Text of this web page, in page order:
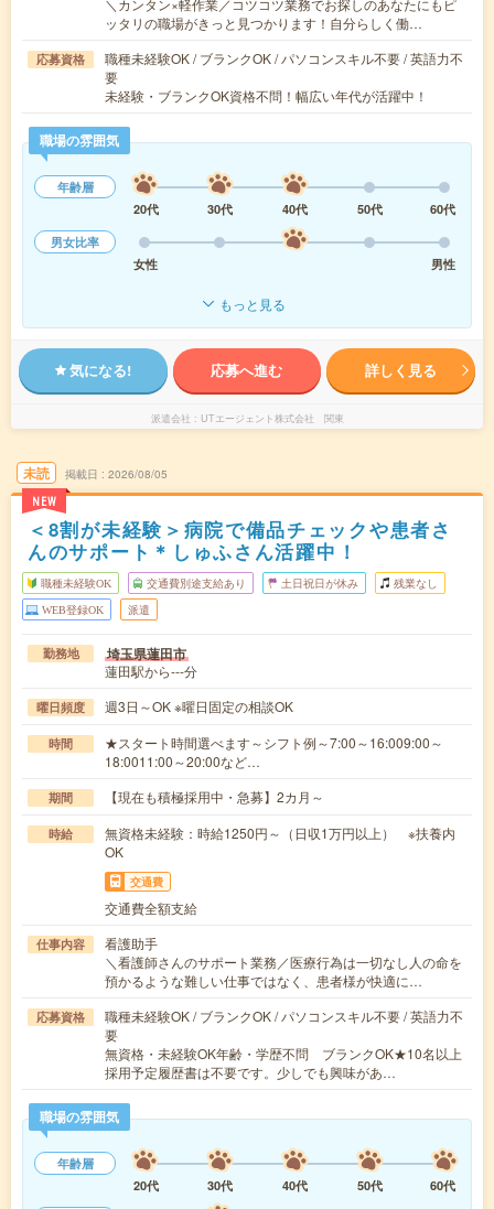
ッタリの職場がきっと見つかります！自分らしく働…
応募資格
職種未経験OK / ブランクOK / パソコンスキル不要 / 英語力不
要
未経験・ブランクOK資格不問！幅広い年代が活躍中！
職場の雰囲気
年齢層
20代
30代 40代 50代
60代
男女比率
女性
男性
もっと見る
気になる! 応募へ進む 詳しく見る
派遣会社 UTエージェント株式会社 関東
未読
NEW
掲載日 2026/08/05
＜8割が未経験＞病院で備品チェックや患者さ
んのサポート＊しゅふさん活躍中！
職種未経験OK 交通費別途支給あり 土日祝日が休み 残業なし
WEB登録OK 派遣
勤務地 埼玉県蓮田市
蓮田駅から---分
曜日頻度 週3日～OK ※曜日固定の相談OK
時間
★スタート時間選べます～シフト例～7:00～16:009:00～
18:0011:00～20:00など…
期間 【現在も積極採用中・急募】2カ月～
時給
無資格未経験：時給1250円～（日収1万円以上） ※扶養内
OK
交通費
交通費全額支給
仕事内容
看護助手
＼看護師さんのサポート業務／医療行為は一切なし人の命を
預かるような難しい仕事ではなく、患者様が快適に…
応募資格
職種未経験OK / ブランクOK / パソコンスキル不要 / 英語力不
要
無資格・未経験OK年齢・学歴不問 ブランクOK★10名以上
採用予定履歴書は不要です。少しでも興味があ…
職場の雰囲気
年齢層
20代
30代 40代 50代
60代